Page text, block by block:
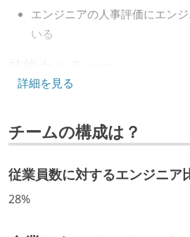
エンジニアの人事評価にエン
いる
CTO またはそれに準じる、技
取締役（社内）または執行役員
ング部門の人間が経営に参加
開発メンバーの裁量
詳細を見る
チームの構成は？
従業員数に対するエンジニア
28%